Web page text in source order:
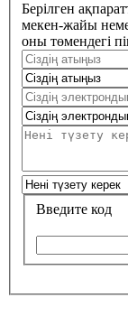
Берілген
мекен-жайы
оны төмендегі
Введите код